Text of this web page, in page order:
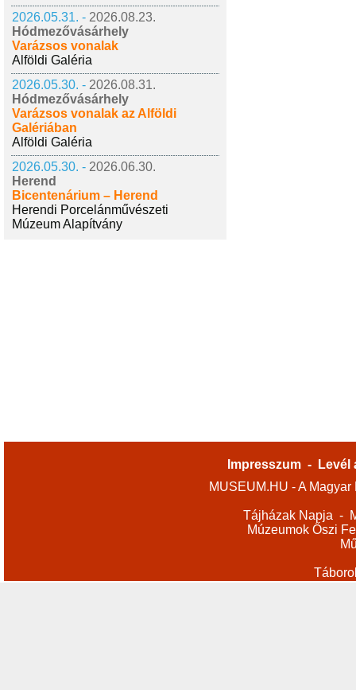
2026.05.31. - 2026.08.23.
Hódmezővásárhely
Varázsos vonalak
Alföldi Galéria
2026.05.30. - 2026.08.31.
Hódmezővásárhely
Varázsos vonalak az Alföldi
Galériában
Alföldi Galéria
2026.05.30. - 2026.06.30.
Herend
Bicentenárium – Herend
Herendi Porcelánművészeti
Múzeum Alapítvány
Impresszum -
Levél
MUSEUM.HU - A
Tájházak Napja -
Múzeumok Őszi